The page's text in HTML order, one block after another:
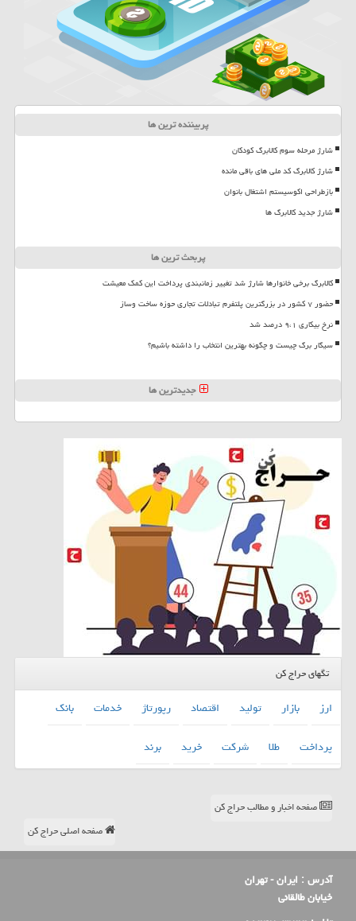
پربیننده ترین ها
شارژ مرحله سوم کالابرگ کودکان
شارژ کالابرگ کد ملی های باقی مانده
بازطراحی اکوسیستم اشتغال بانوان
شارژ جدید کالابرگ ها
پربحث ترین ها
کالابرگ برخی خانوارها شارژ شد تغییر زمانبندی پرداخت این کمک معیشت
حضور ۷ کشور در بزرگترین پلتفرم تبادلات تجاری حوزه ساخت وساز
نرخ بیکاری ۹،۱ درصد شد
سیگار برگ چیست و چگونه بهترین انتخاب را داشته باشیم؟
جدیدترین ها
تگهای حراج کن
ارز بازار تولید اقتصاد رپورتاژ خدمات
بانك
پرداخت
طلا شركت خرید برند
صفحه اخبار و مطالب حراج کن
صفحه اصلی حراج کن
آدرس : ایران - تهران
خیابان طالقانی